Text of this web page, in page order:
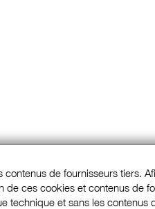
de fournisseurs tiers.
de ces cookies et contenus de
technique et sans les